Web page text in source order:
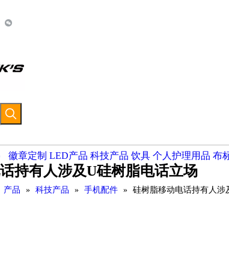
徽章定制 LED产品 科技产品 饮具 个人护理用品 布
持有人涉及U硅树脂电话立场
产品 » 科技产品 » 手机配件 » 硅树脂移动电话持有人涉